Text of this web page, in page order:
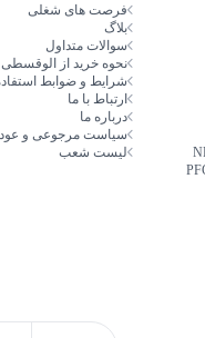
فرصت های شغلی
بلاگ
سوالات متداول
نحوه خرید از الوقسطی
شرایط و ضوابط
ارتباط با ما
درباره ما
سیاست مرجوعی و
لیست شعب